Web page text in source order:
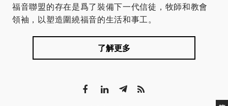
福音聯盟的存在是爲了裝備下一代信徒，牧師和教會
領袖，以塑造圍繞福音的生活和事工。
了解更多